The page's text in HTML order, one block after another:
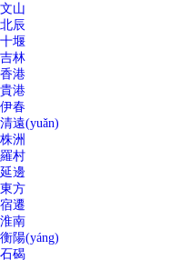
文山
北辰
十堰
吉林
香港
貴港
伊春
清遠(yuǎn)
株洲
羅村
延邊
東方
宿遷
淮南
衡陽(yáng)
石碣